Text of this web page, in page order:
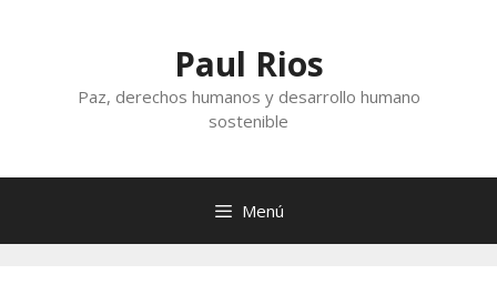
Paul Rios
Paz, derechos humanos y desarrollo humano
sostenible
Menú